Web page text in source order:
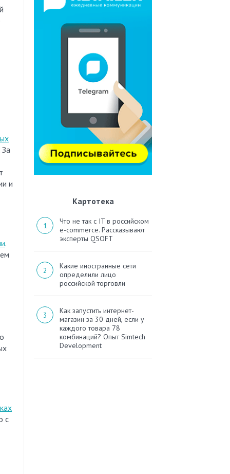
и
.
с
Картотека
Что не так с IT в российском
e-commerce. Рассказывают
эксперты QSOFT
Какие иностранные сети
определили лицо
российской торговли
Как запустить интернет-
магазин за 30 дней, если у
каждого товара 78
комбинаций? Опыт Simtech
Development